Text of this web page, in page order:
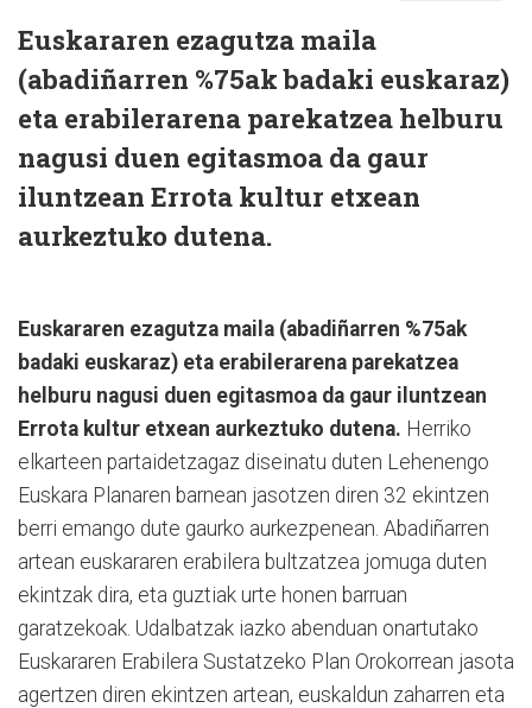
Euskararen ezagutza maila
(abadiñarren %75ak badaki euskaraz)
eta erabilerarena parekatzea helburu
nagusi duen egitasmoa da gaur
iluntzean Errota kultur etxean
aurkeztuko dutena.
Euskararen ezagutza maila (abadiñarren %75ak
badaki euskaraz) eta erabilerarena parekatzea
helburu nagusi duen egitasmoa da gaur iluntzean
Errota kultur etxean aurkeztuko dutena. Herriko
elkarteen partaidetzagaz diseinatu duten Lehenengo
Euskara Planaren barnean jasotzen diren 32 ekintzen
berri emango dute gaurko aurkezpenean. Abadiñarren
artean euskararen erabilera bultzatzea jomuga duten
ekintzak dira, eta guztiak urte honen barruan
garatzekoak. Udalbatzak iazko abenduan onartutako
Euskararen Erabilera Sustatzeko Plan Orokorrean jasota
agertzen diren ekintzen artean, euskaldun zaharren eta